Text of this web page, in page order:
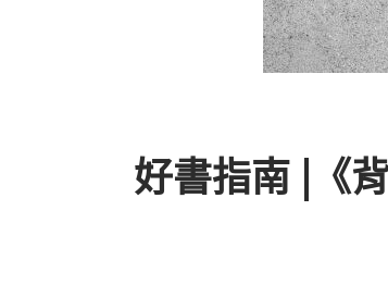
好書指南 |《